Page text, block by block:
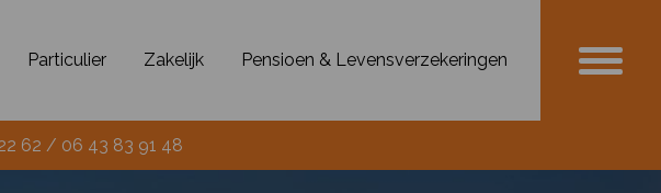
Particulier Zakelijk Pensioen & Levensverzekeringen
62 / 06 43 83 91 48